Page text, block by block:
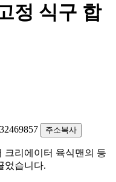
정 식구 합
주소복사
크리에이터 육식맨의 등
었습니다.